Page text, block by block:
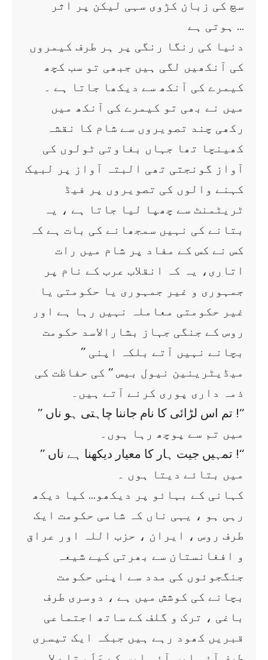
سچ کی زبان کڑوی سہی لیکن پر اثر
ہوتی ہے …
دنیا کی رنگا رنگی پر ہر طرف کیمروں
کی آنکھیں لگی ہیں جبھی تو سب کچھ
کیمرے کی آنکھ سے دیکھا جاتا ہے ۔
میں نے بھی تو کیمرے کی آنکھ میں
رکھی چند تصویروں سے شام کا نقشہ
کھینچا تھا جہاں بغاوتی ٹولوں کی
آواز گونجتی تھی البتہ آواز پر لبیک
کہنے والوں کی تصویروں پر فیڈ
ٹریٹمنٹ سے چھپا لیا جاتا ہے ، یہ
بتانے کی نہیں سمجھانے کی بات ہے کہ
کس نے کس کے مفاد پر شام میں رات
اتاری، یہ کہ انقلاب عرب کے نام پر
جمہوری و غیر جمہوری یا حکومتی یا
غیر حکومتی معاملہ نہیں رہا ہے اور
روس کے جنگی جہاز بشارالاسد حکومت
بچانے نہیں آتے بلکہ اپنی ’’
میڈیٹرینین نیول بیس ‘‘ کی حفاظت کی
ذمہ داری پوری کرنے آتے ہیں۔
’’ تم اس لڑائی کا نام جاننا چاہتی ہو ناں !‘‘
میں تم سے پوچھ رہا ہوں۔
’’ تمہیں جیت ہار کا معیار دیکھنا ہے ناں !‘‘
میں بتائے دیتا ہوں ۔
کہانی کے بہائو پر دیکھو… کیا دیکھ
رہی ہو ، یہی ناں کہ شامی حکومت ایک
طرف روس ، ایران ، حزب اللہ اور عراق
و افغانستان سے بھرتی کیے شیعہ
جنگجوئوں کی مدد سے اپنی حکومت
بچانے کی کوشش میں ہے ، دوسری طرف
باغی ، ترک و گلف کے ساتھ اجتماعی
قبریں کھود رہے ہیں جبکہ ایک تیسری